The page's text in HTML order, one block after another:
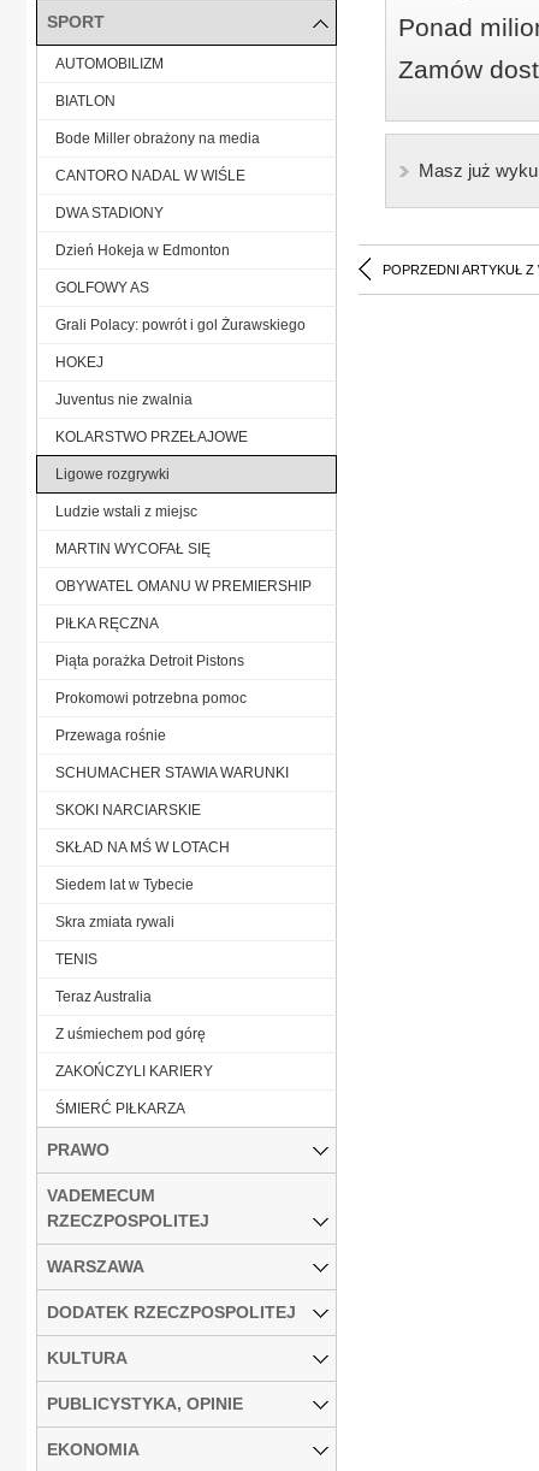
Ponad
Zamów
Masz już
POPRZEDNI ARTYKUŁ Z
SPORT
AUTOMOBILIZM
BIATLON
Bode Miller obrażony na media
CANTORO NADAL W WIŚLE
DWA STADIONY
Dzień Hokeja w Edmonton
GOLFOWY AS
Grali Polacy: powrót i gol Żurawskiego
HOKEJ
Juventus nie zwalnia
KOLARSTWO PRZEŁAJOWE
Ligowe rozgrywki
Ludzie wstali z miejsc
MARTIN WYCOFAŁ SIĘ
OBYWATEL OMANU W PREMIERSHIP
PIŁKA RĘCZNA
Piąta porażka Detroit Pistons
Prokomowi potrzebna pomoc
Przewaga rośnie
SCHUMACHER STAWIA WARUNKI
SKOKI NARCIARSKIE
SKŁAD NA MŚ W LOTACH
Siedem lat w Tybecie
Skra zmiata rywali
TENIS
Teraz Australia
Z uśmiechem pod górę
ZAKOŃCZYLI KARIERY
ŚMIERĆ PIŁKARZA
PRAWO
VADEMECUM
RZECZPOSPOLITEJ
WARSZAWA
DODATEK RZECZPOSPOLITEJ
KULTURA
PUBLICYSTYKA, OPINIE
EKONOMIA